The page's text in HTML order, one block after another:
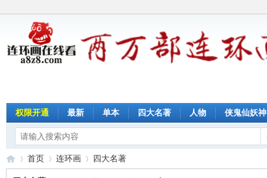
权限开通 最新 单本 四大名著 人物 侠鬼仙妖神
首页 连环画 四大名著